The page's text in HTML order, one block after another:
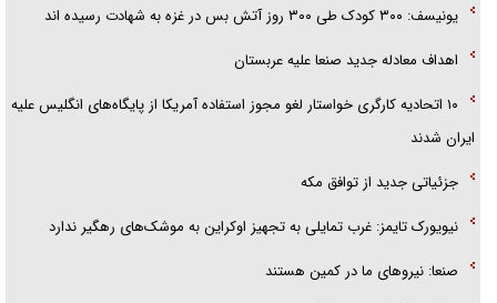
یونیسف: ۳۰۰ کودک طی ۳۰۰ روز آتش بس در غزه به شهادت رسیده اند
اهداف معادله جدید صنعا علیه عربستان
۱۰ اتحادیه کارگری خواستار لغو مجوز استفاده آمریکا از پایگاه‌های انگلیس علیه
ایران شدند
جزئیاتی جدید از توافق مکه
نیویورک تایمز: غرب تمایلی به تجهیز اوکراین به موشک‌های رهگیر ندارد
صنعا: نیروهای ما در کمین‌ هستند